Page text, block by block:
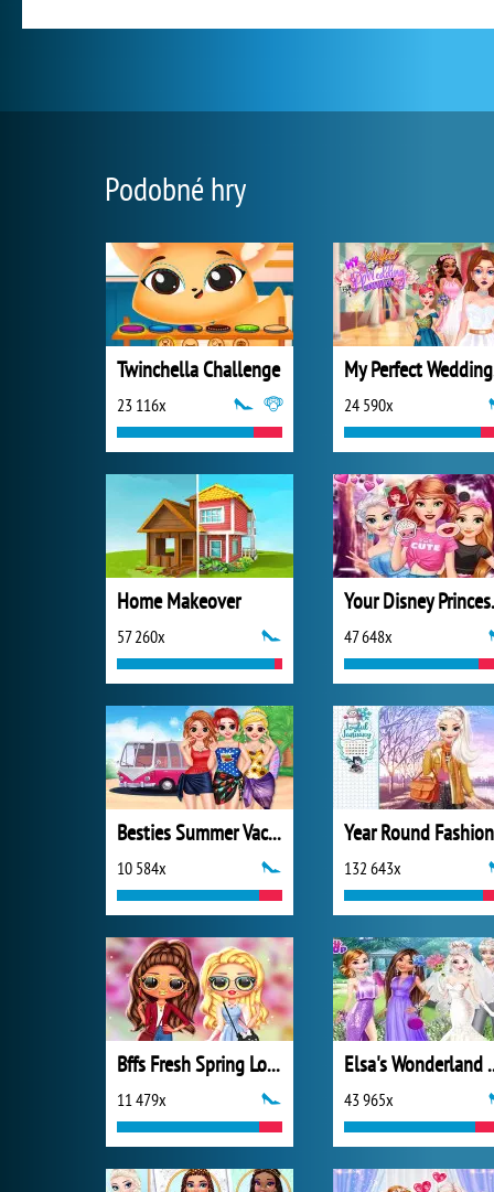
Podobné hry
Twinchella Challenge
23 116x 24 590x
Home Makeover
57 260x 47 648x
Besties Summer Vacation
10 584x 132 643x
Bffs Fresh Spring Look
11 479x
Elsa's
43 965x